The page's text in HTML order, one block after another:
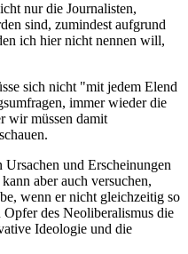
nur die Journalisten,
sind, zumindest aufgrund
ich hier nicht nennen will,
sich nicht "mit jedem Elend
immer wieder die
wir müssen damit
und Erscheinungen
aber auch versuchen,
wenn er nicht gleichzeitig so
des Neoliberalismus die
Ideologie und die